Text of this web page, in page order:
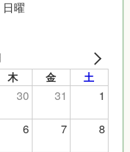
日曜
木 金 土
30 31
1
6 7
8